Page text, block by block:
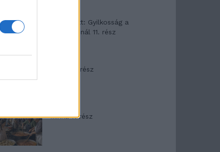
T. Barnett: Gyilkosság a
Garda-tónál 11. rész
Minka 8. rész
Minka 7. rész